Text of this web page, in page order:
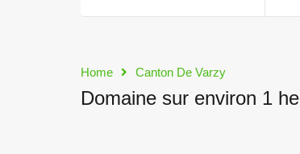
Home Canton De Varzy
Domaine sur environ 1